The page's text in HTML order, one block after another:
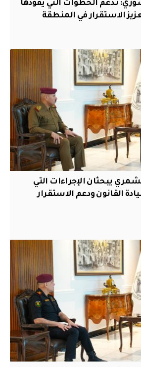
ندعم الخطوات التي يقودها
الاستقرار في المنطقة
يبحثان الإجراءات التي
القانون ودعم الاستقرار